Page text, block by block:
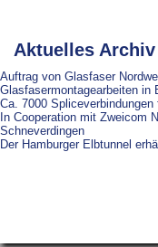
Aktuelles Archiv
Auftrag von Glasfaser
Glasfasermontagearbeiten in
Ca. 7000
In Cooperation mit Zweicom
Schneverdingen
Der Hamburger Elbtunnel